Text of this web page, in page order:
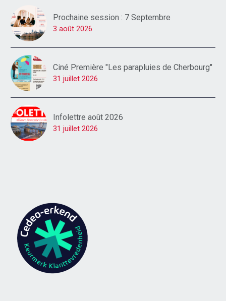
Prochaine session : 7 Septembre
3 août 2026
Ciné Première "Les parapluies de Cherbourg"
31 juillet 2026
Infolettre août 2026
31 juillet 2026